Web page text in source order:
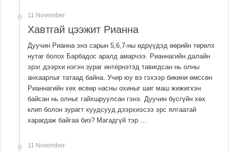
11 November
Хавтгай цээжит Рианна
Дуучин Рианна энэ сарын 5,6,7-ны өдрүүдэд өөрийн төрөлх
нутаг болох Барбадос аралд амарчээ. Рианнагийн далайн
эрэг дээрхи нэгэн зураг интернэтэд тавигдсан нь олны
анхаарлыг татаад байна. Учир юу вэ гэхээр бикини өмссөн
Рианнагийн хөх өсвөр насны охиныг шиг маш жижигхэн
байсан нь олныг гайхшруулсан гэнэ. Дуучин бүсгүйн хөх
клип болон зурагт хуудсууд дээрхиэсээ эрс ялгаатай
харагдаж байгаа биз? Магадгүй тэр …
11 November